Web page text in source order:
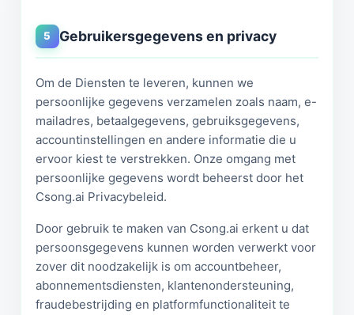
5 Gebruikersgegevens en privacy
Om de Diensten te leveren, kunnen we
persoonlijke gegevens verzamelen zoals naam, e-
mailadres, betaalgegevens, gebruiksgegevens,
accountinstellingen en andere informatie die u
ervoor kiest te verstrekken. Onze omgang met
persoonlijke gegevens wordt beheerst door het
Csong.ai Privacybeleid.
Door gebruik te maken van Csong.ai erkent u dat
persoonsgegevens kunnen worden verwerkt voor
zover dit noodzakelijk is om accountbeheer,
abonnementsdiensten, klantenondersteuning,
fraudebestrijding en platformfunctionaliteit te